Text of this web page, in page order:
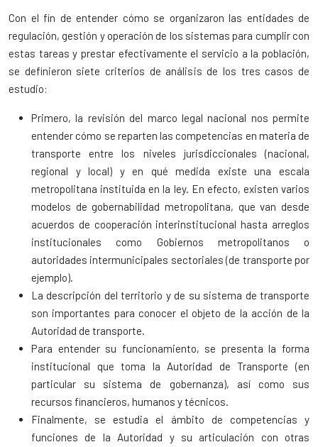
Con el fin de entender cómo se organizaron las entidades de
regulación, gestión y operación de los sistemas para cumplir con
estas tareas y prestar efectivamente el servicio a la población,
se definieron siete criterios de análisis de los tres casos de
estudio:
Primero, la revisión del marco legal nacional nos permite
entender cómo se reparten las competencias en materia de
transporte entre los niveles jurisdiccionales (nacional,
regional y local) y en qué medida existe una escala
metropolitana instituida en la ley. En efecto, existen varios
modelos de gobernabilidad metropolitana, que van desde
acuerdos de cooperación interinstitucional hasta arreglos
institucionales como Gobiernos metropolitanos o
autoridades intermunicipales sectoriales (de transporte por
ejemplo).
La descripción delterritorio y de su sistema de transporte
son importantes para conocer el objeto de la acción de la
Autoridad de transporte.
Para entender su funcionamiento, se presenta la forma
institucional que toma la Autoridad de Transporte (en
particular su sistema de gobernanza), así como sus
recursos financieros, humanos y técnicos.
Finalmente, se estudia el ámbito de competencias y
funciones de la Autoridad y su articulación con otras